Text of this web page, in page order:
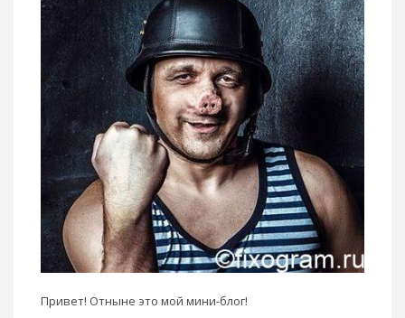
Привет! Отныне это мой мини-блог!